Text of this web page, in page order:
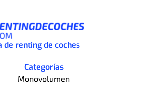
de renting de coches
Categorías
Monovolumen